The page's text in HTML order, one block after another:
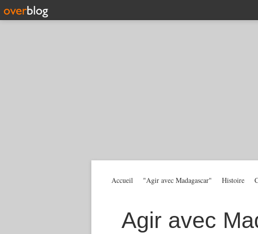
Agir avec
Accueil "Agir avec Madagascar" Histoire